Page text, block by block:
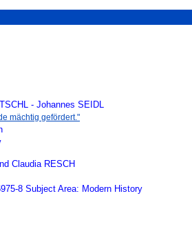
- Johannes SEIDL
mächtig gefördert."
Claudia RESCH
8 Subject Area: Modern History